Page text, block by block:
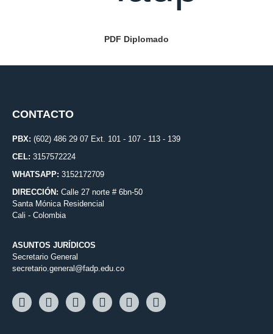
PDF Diplomado
CONTACTO
PBX: (602) 486 29 07 Ext. 101 - 107 - 113 - 139
CEL: 3157572224
WHATSAPP: 3152172709
DIRECCIÓN: Calle 27 norte # 6bn-50
Santa Mónica Residencial
Cali - Colombia
ASUNTOS JURÍDICOS
Secretario General
secretario.general@fadp.edu.co